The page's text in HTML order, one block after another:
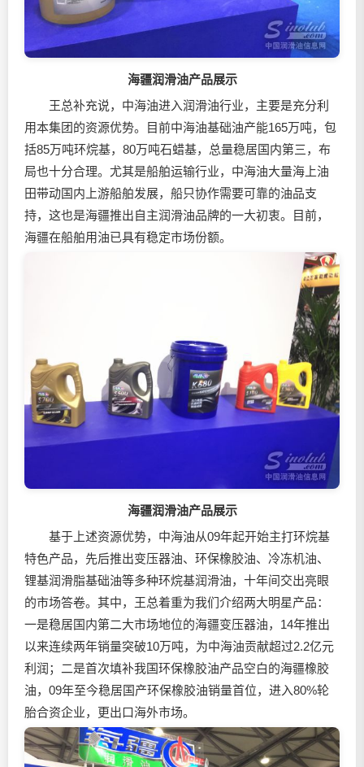
海疆润滑油产品展示
王总补充说，中海油进入润滑油行业，主要是充分利
用本集团的资源优势。目前中海油基础油产能165万吨，包
括85万吨环烷基，80万吨石蜡基，总量稳居国内第三，布
局也十分合理。尤其是船舶运输行业，中海油大量海上油
田带动国内上游船舶发展，船只协作需要可靠的油品支
持，这也是海疆推出自主润滑油品牌的一大初衷。目前，
海疆在船舶用油已具有稳定市场份额。
海疆润滑油产品展示
基于上述资源优势，中海油从09年起开始主打环烷基
特色产品，先后推出变压器油、环保橡胶油、冷冻机油、
锂基润滑脂基础油等多种环烷基润滑油，十年间交出亮眼
的市场答卷。其中，王总着重为我们介绍两大明星产品：
一是稳居国内第二大市场地位的海疆变压器油，14年推出
以来连续两年销量突破10万吨，为中海油贡献超过2.2亿元
利润；二是首次填补我国环保橡胶油产品空白的海疆橡胶
油，09年至今稳居国产环保橡胶油销量首位，进入80%轮
胎合资企业，更出口海外市场。